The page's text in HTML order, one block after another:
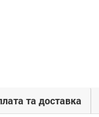
та доставка